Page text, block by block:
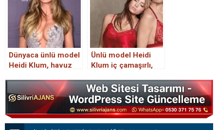
Dünyaca ünlü model
Heidi Klum, havuz
güneşlendi
Ünlü model Heidi
Klum iç çamaşırlı,
kamera karşısına
geçti